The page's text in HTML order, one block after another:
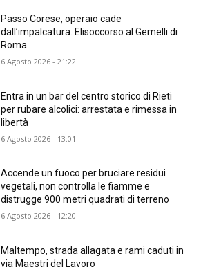
Passo Corese, operaio cade
dall’impalcatura. Elisoccorso al Gemelli di
Roma
6 Agosto 2026 - 21:22
Entra in un bar del centro storico di Rieti
per rubare alcolici: arrestata e rimessa in
libertà
6 Agosto 2026 - 13:01
Accende un fuoco per bruciare residui
vegetali, non controlla le fiamme e
distrugge 900 metri quadrati di terreno
6 Agosto 2026 - 12:20
Maltempo, strada allagata e rami caduti in
via Maestri del Lavoro